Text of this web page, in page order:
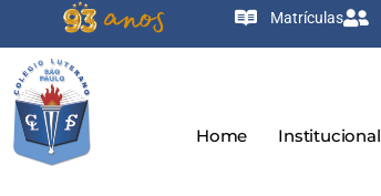
Matrículas
Home Institucional